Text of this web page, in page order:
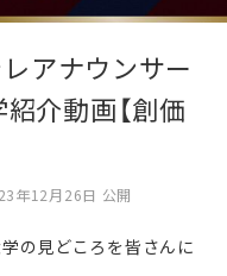
レアナウンサー
介動画【創価
年12月26日 公開
の見どころを皆さんに